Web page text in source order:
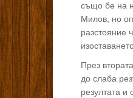
също бе на
Милов, но
разстояние
През
до слаба
резултата и